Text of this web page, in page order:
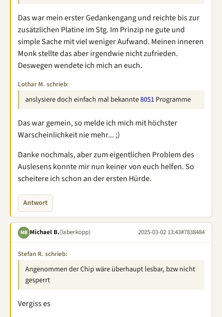
Das war mein erster Gedankengang und reichte bis zur
zusätzlichen Platine im Stg. Im Prinzip ne gute und
simple Sache mit viel weniger Aufwand. Meinen inneren
Monk stellte das aber irgendwie nicht zufrieden.
Deswegen wendete ich mich an euch.
Lothar M. schrieb:
anslysiere doch einfach mal bekannte8051Programme
Das war gemein, so melde ich mich mit höchster
Warscheinlichkeit nie mehr... ;)
Danke nochmals, aber zum eigentlichen Problem des
Auslesens konnte mir nun keiner von euch helfen. So
scheitere ich schon an der ersten Hürde.
Antwort
MB Michael B.(laberkopp) 2025-03-02 13:43#7838484
Stefan R. schrieb:
Angenommen der Chip wäre überhaupt lesbar, bzw nicht
gesperrt
Vergiss es